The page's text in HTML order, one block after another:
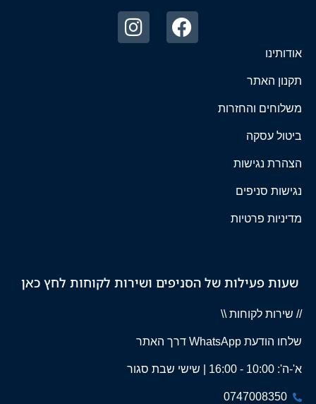
אודותינו
תקנון האתר
משלוחים והחזרות
ביטול עסקה
הצהרת נגישות
נגישות סניפים
מדיניות פרטיות
שעות פעילות של הסניפים ושירות לקוחות לחץ כאן
// שירות לקוחות \\
שלחו הודעת WhatsApp דרך האתר
א'-ה': 10:00 - 16:00 | שישי שבת סגור
0747008350